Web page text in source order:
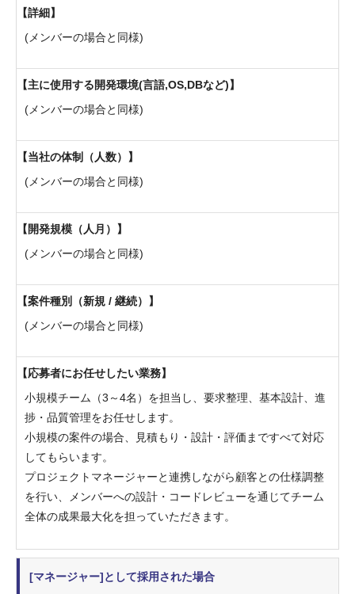
詳細
(メンバーの場合と同様)
主に使用する開発環境(言語,OS,DBなど)
(メンバーの場合と同様)
当社の体制（人数）
(メンバーの場合と同様)
開発規模（人月）
(メンバーの場合と同様)
案件種別（新規 / 継続）
(メンバーの場合と同様)
応募者にお任せしたい業務
小規模チーム（3～4名）を担当し、要求整理、基本設計、進
捗・品質管理をお任せします。
小規模の案件の場合、見積もり・設計・評価まですべて対応
してもらいます。
プロジェクトマネージャーと連携しながら顧客との仕様調整
を行い、メンバーへの設計・コードレビューを通じてチーム
全体の成果最大化を担っていただきます。
[マネージャー]として採用された場合